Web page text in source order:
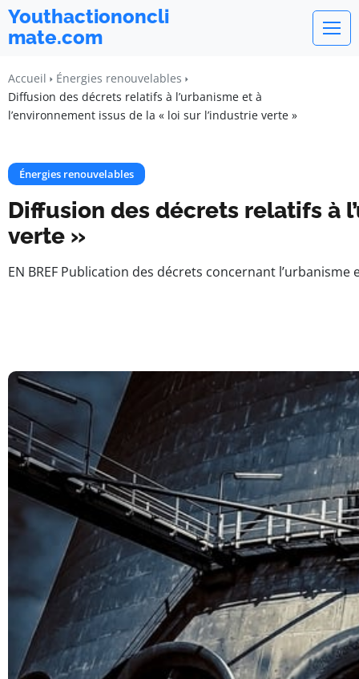
Youthactiononcli
mate.com
Accueil
Énergies renouvelables
Diffusion des décrets relatifs à l’urbanisme et à
l’environnement issus de la « loi sur l’industrie verte »
Énergies renouvelables
Diffusion des décrets relatifs à
verte »
EN BREF Publication des décrets concernant